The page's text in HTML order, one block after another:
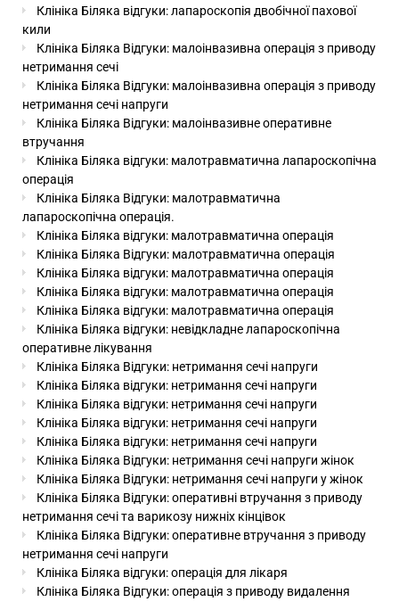
Клініка Біляка відгуки: лапароскопія двобічної пахової
кили
Клініка Біляка Відгуки: малоінвазивна операція з приводу
нетримання сечі
Клініка Біляка Відгуки: малоінвазивна операція з приводу
нетримання сечі напруги
Клініка Біляка Відгуки: малоінвазивне оперативне
втручання
Клініка Біляка відгуки: малотравматична лапароскопічна
операція
Клініка Біляка Відгуки: малотравматична
лапароскопічна операція.
Клініка Біляка відгуки: малотравматична операція
Клініка Біляка Відгуки: малотравматична операція
Клініка Біляка відгуки: малотравматична операція
Клініка Біляка відгуки: малотравматична операція
Клініка Біляка відгуки: малотравматична операція
Клініка Біляка відгуки: невідкладне лапароскопічна
оперативне лікування
Клініка Біляка Відгуки: нетримання сечі напруги
Клініка Біляка відгуки: нетримання сечі напруги
Клініка Біляка відгуки: нетримання сечі напруги
Клініка Біляка відгуки: нетримання сечі напруги
Клініка Біляка відгуки: нетримання сечі напруги
Клініка Біляка Відгуки: нетримання сечі напруги жінок
Клініка Біляка Відгуки: нетримання сечі напруги у жінок
Клініка Біляка Відгуки: оперативні втручання з приводу
нетримання сечі та варикозу нижніх кінцівок
Клініка Біляка Відгуки: оперативне втручання з приводу
нетримання сечі напруги
Клініка Біляка відгуки: операція для лікаря
Клініка Біляка Відгуки: операція з приводу видалення